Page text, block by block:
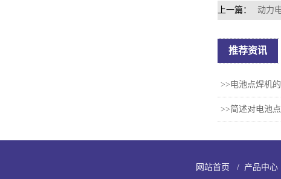
上一篇： 动力
推荐资讯
>>电池点焊机
>>简述对电池
网站首页 / 产品中心